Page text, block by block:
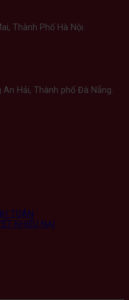
Thành Phố Hà Nội.
Hải, Thành phố Đà Nẵng.
TOÁN
KHIẾU NẠI